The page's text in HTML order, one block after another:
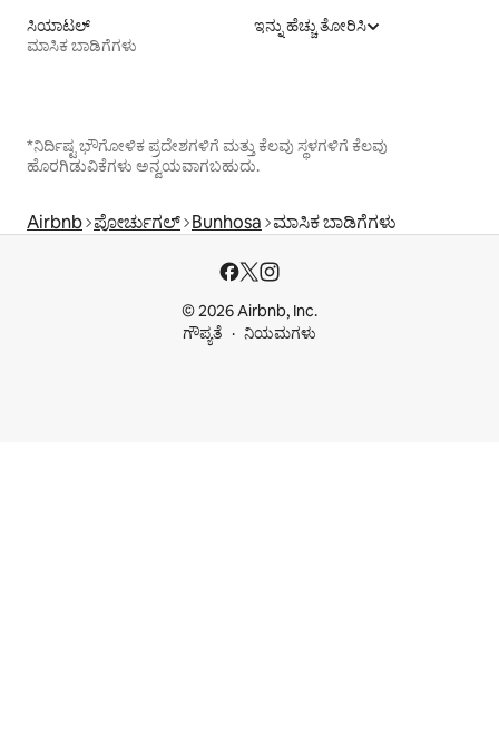
ಸಿಯಾಟಲ್
ಮಾಸಿಕ ಬಾಡಿಗೆಗಳು
ಇನ್ನು ಹೆಚ್ಚು ತೋರಿಸಿ
*ನಿರ್ದಿಷ್ಟ ಭೌಗೋಳಿಕ ಪ್ರದೇಶಗಳಿಗೆ ಮತ್ತು ಕೆಲವು ಸ್ಥಳಗಳಿಗೆ ಕೆಲವು
ಹೊರಗಿಡುವಿಕೆಗಳು ಅನ್ವಯವಾಗಬಹುದು.
Airbnb ಪೋರ್ಚುಗಲ್ Bunhosa ಮಾಸಿಕ ಬಾಡಿಗೆಗಳು
© 2026 Airbnb, Inc.
ಗೌಪ್ಯತೆ
ನಿಯಮಗಳು